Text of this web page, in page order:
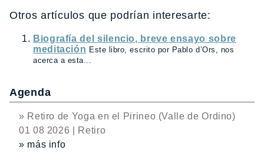
Otros artículos que podrían interesarte:
Biografía del silencio, breve ensayo sobre
meditación Este libro, escrito por Pablo d’Ors, nos
acerca a esta...
Agenda
» Retiro de Yoga en el Pirineo (Valle de Ordino)
01 08 2026 | Retiro
» más info